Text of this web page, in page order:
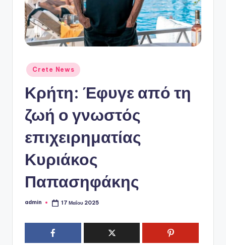
P
o
Αναρτήθηκε
σε
Crete News
Κρήτη: Έφυγε από τη
ζωή ο γνωστός
επιχειρηματίας
Κυριάκος
Παπασηφάκης
Συγγραφέας:
admin 17 Μαΐου 2025